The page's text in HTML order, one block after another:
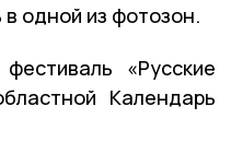
одной из фотозон.
«Русские
Календарь